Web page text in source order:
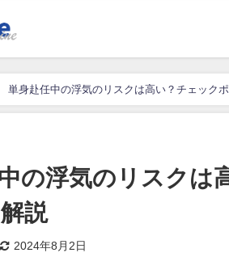
単身赴任中の浮気のリスクは高い？チェック
の浮気のリスクは
説
2024年8月2日